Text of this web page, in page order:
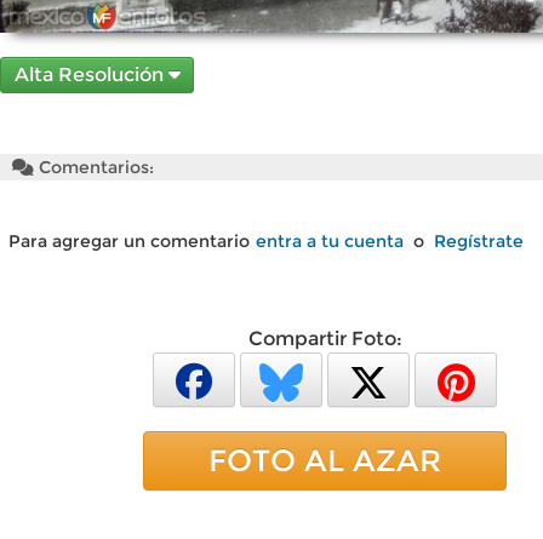
Alta Resolución
Comentarios:
Para agregar un comentario entra a tu cuenta o Regístrate
Compartir Foto:
FOTO AL AZAR